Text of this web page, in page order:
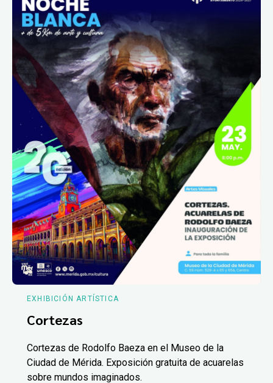
EXHIBICIÓN ARTÍSTICA
Cortezas
Cortezas de Rodolfo Baeza en el Museo de la
Ciudad de Mérida. Exposición gratuita de acuarelas
sobre mundos imaginados.